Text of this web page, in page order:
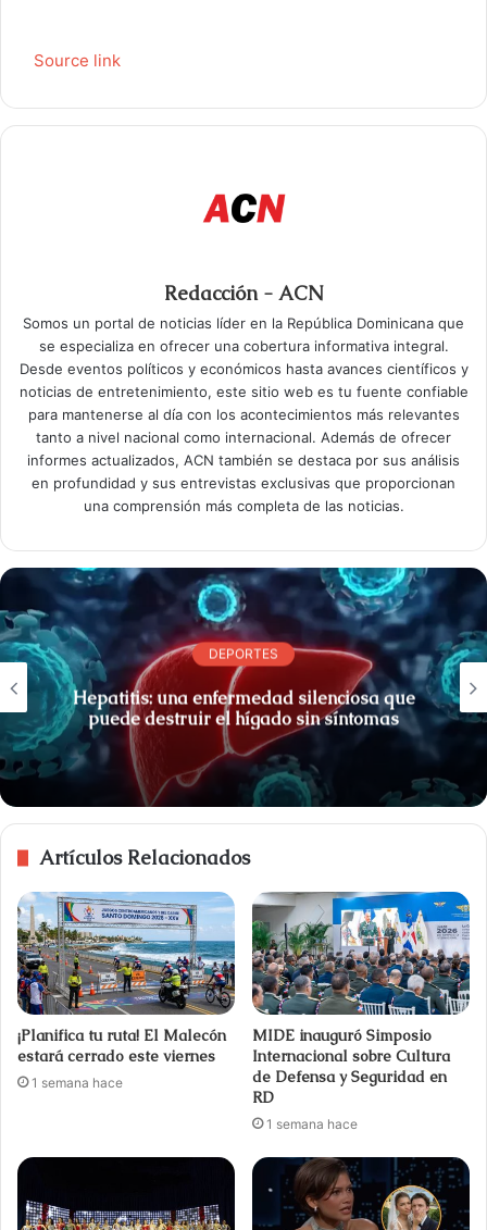
Source link
Redacción - ACN
Somos un portal de noticias líder en la República Dominicana que
se especializa en ofrecer una cobertura informativa integral.
Desde eventos políticos y económicos hasta avances científicos y
noticias de entretenimiento, este sitio web es tu fuente confiable
para mantenerse al día con los acontecimientos más relevantes
tanto a nivel nacional como internacional. Además de ofrecer
informes actualizados, ACN también se destaca por sus análisis
en profundidad y sus entrevistas exclusivas que proporcionan
una comprensión más completa de las noticias.
DEPORTES
Hepatitis: una enfermedad silenciosa que
puede destruir el hígado sin síntomas
Artículos Relacionados
¡Planifica tu ruta! El Malecón
estará cerrado este viernes
1 semana hace
MIDE inauguró Simposio
Internacional sobre Cultura
de Defensa y Seguridad en
RD
1 semana hace